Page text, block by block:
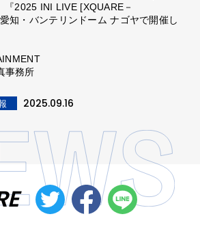
『2025 INI LIVE [XQUARE－
知・バンテリンドーム ナゴヤで開催し
事務所
2025.09.16